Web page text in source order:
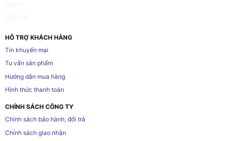
HỖ TRỢ KHÁCH HÀNG
Tin khuyến mại
Tư vấn sản phẩm
Hướng dẫn mua hàng
Hình thức thanh toán
CHÍNH SÁCH CÔNG TY
Chính sách bảo hành, đổi trả
Chính sách giao nhận